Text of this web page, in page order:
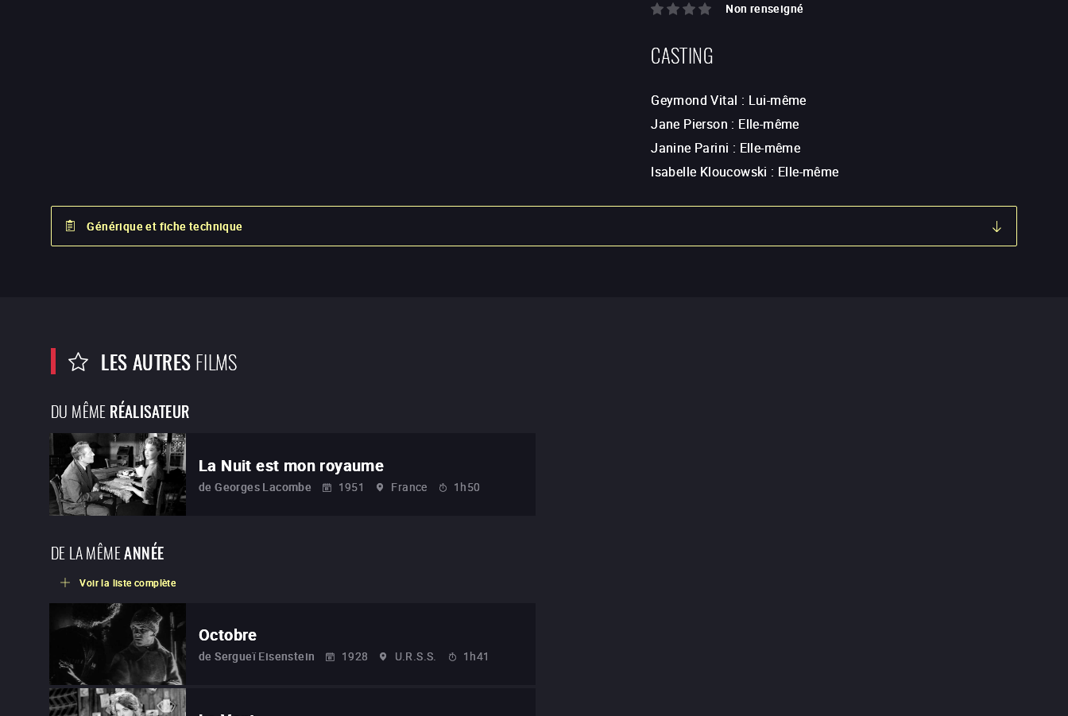
Non renseigné
CASTING
Geymond Vital : Lui-même
Jane Pierson : Elle-même
Janine Parini : Elle-même
Isabelle Kloucowski : Elle-même
Générique et fiche technique
LES AUTRESFILMS
DU MÊMERÉALISATEUR
La Nuit est mon royaume
de Georges Lacombe 1951 France 1h50
DE LA MÊMEANNÉE
Voir la liste complète
Octobre
de Sergueï Eisenstein 1928 U.R.S.S. 1h41